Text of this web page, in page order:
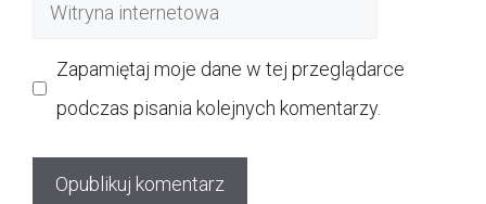
Zapamiętaj moje dane w tej przeglądarce
podczas pisania kolejnych komentarzy.